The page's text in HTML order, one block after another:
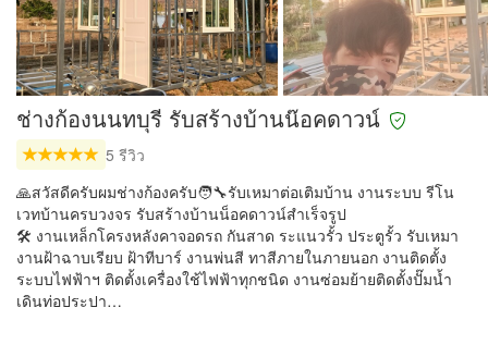
ช่างก้องนนทบุรี รับสร้างบ้านน๊อค​ดาวน์
5 รีวิว
🙏สวัสดีครับผมช่างก้องครับ🧑‍🔧รับเหมาต่อเติมบ้าน งานระบบ รีโน
เวทบ้านครบวงจร รับสร้างบ้านน็อคดาวน์สำเร็จรูป
🛠️ งานเหล็กโครงหลังคา​จอดรถ​ กันสาด ระแนวรั้ว​ ประตูรั้ว รับเหมา
งานฝ้าฉาบเรียบ ฝ้าทีบาร์ งานพ่นสี ทาสีภายในภายนอก งานติดตั้ง
ระบบไฟฟ้า​ฯ ติดตั้งเครื่องใช้ไฟฟ้าทุกชนิด​ งานซ่อมย้ายติดตั้งปั๊มน้ำ
เดินท่อประปา​…